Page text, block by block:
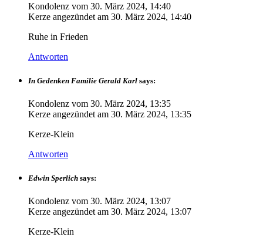
Kondolenz vom 30. März 2024, 14:40
Kerze angezündet am 30. März 2024, 14:40
Ruhe in Frieden
Antworten
In Gedenken Familie Gerald Karl says:
Kondolenz vom 30. März 2024, 13:35
Kerze angezündet am 30. März 2024, 13:35
Kerze-Klein
Antworten
Edwin Sperlich says:
Kondolenz vom 30. März 2024, 13:07
Kerze angezündet am 30. März 2024, 13:07
Kerze-Klein